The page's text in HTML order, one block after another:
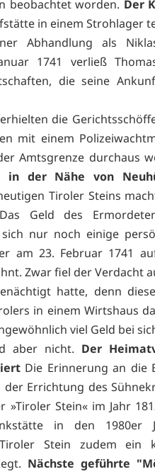
beobachtet worden. Der
in einem Strohlager
Abhandlung als
1741 verließ
die seine
die
mit einem
Amtsgrenze durchaus
in der Nähe von
Tiroler Steins
Geld des
nur noch einige
am 23. Februar 1741
Zwar fiel der Verdacht
hatte, denn
in einem Wirtshaus
viel Geld bei
aber nicht. Der
Die Erinnerung an die
Errichtung des
Stein« im Jahr
in den 1980er
Stein zudem ein
Nächste geführte